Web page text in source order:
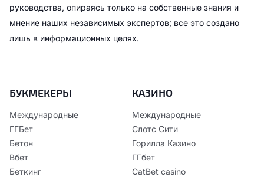
руководства, опираясь только на собственные знания и
мнение наших независимых экспертов; все это создано
лишь в информационных целях.
БУКМЕКЕРЫ
Международные
ГГБет
Бетон
Вбет
Беткинг
КАЗИНО
Международные
Слотс Сити
Горилла Казино
ГГбет
CatBet casino